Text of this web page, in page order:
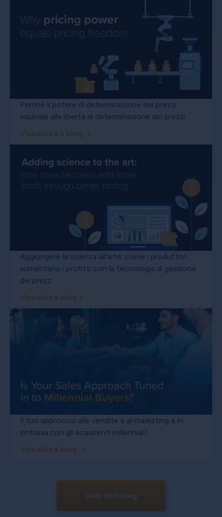
Perché il potere di determinazione dei prezzi
equivale alla libertà di determinazione dei prezzi
Visualizza il blog >
Aggiungere la scienza all'arte: come i produttori
aumentano i profitti con la tecnologia di gestione
dei prezz
Visualizza blog >
Il tuo approccio alle vendite e al marketing è in
sintonia con gli acquirenti millennial?
Visualizza blog >
Vedi altri blog